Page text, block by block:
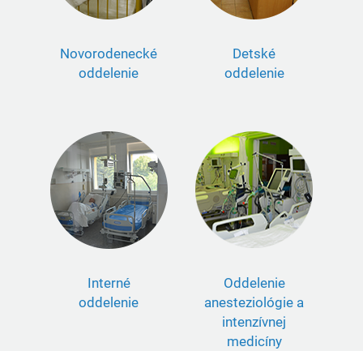
Novorodenecké
oddelenie
Detské
oddelenie
Interné
oddelenie
Oddelenie
anesteziológie a
intenzívnej
medicíny